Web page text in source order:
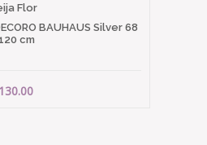
Flor
BAUHAUS Silver 68
cm